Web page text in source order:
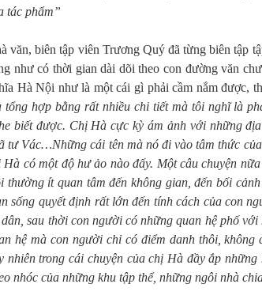
tác phẩm”
văn, biên tập viên Trương Quý đã từng biên tập
như có thời gian dài dõi theo con đường văn
Hà Nội như là một cái gì phải cầm nắm được,
tổng hợp bằng rất nhiều chi tiết mà tôi nghĩ là
biết được. Chị Hà cực kỳ ám ảnh với những
tư Vác…Những cái tên mà nó đi vào tâm thức
Hà có một độ hư ảo nào đấy. Một câu chuyện
thường ít quan tâm đến không gian, đến bối
sống quyết định rất lớn đến tính cách của con
sau thời con người có những quan hệ phố
hệ mà con người chỉ có điểm danh thôi,
nhiên trong cái chuyện của chị Hà đầy ắp
nhóc của những khu tập thể, những ngôi nhà